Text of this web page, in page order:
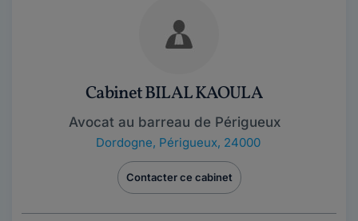
Cabinet BILAL KAOULA
Avocat au barreau de Périgueux
Dordogne, Périgueux, 24000
Contacter ce cabinet